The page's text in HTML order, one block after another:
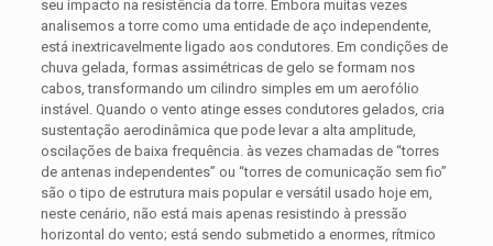
seu impacto na resistência da torre. Embora muitas vezes
analisemos a torre como uma entidade de aço independente,
está inextricavelmente ligado aos condutores. Em condições de
chuva gelada, formas assimétricas de gelo se formam nos
cabos, transformando um cilindro simples em um aerofólio
instável. Quando o vento atinge esses condutores gelados, cria
sustentação aerodinâmica que pode levar a alta amplitude,
oscilações de baixa frequência. às vezes chamadas de “torres
de antenas independentes” ou “torres de comunicação sem fio”
são o tipo de estrutura mais popular e versátil usado hoje em,
neste cenário, não está mais apenas resistindo à pressão
horizontal do vento; está sendo submetido a enormes, rítmico